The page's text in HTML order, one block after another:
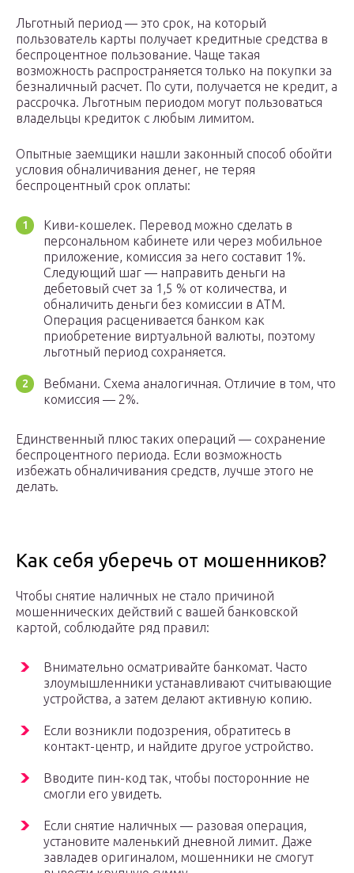
Льготный период — это срок, на который
пользователь карты получает кредитные средства в
беспроцентное пользование. Чаще такая
возможность распространяется только на покупки за
безналичный расчет. По сути, получается не кредит, а
рассрочка. Льготным периодом могут пользоваться
владельцы кредиток с любым лимитом.
Опытные заемщики нашли законный способ обойти
условия обналичивания денег, не теряя
беспроцентный срок оплаты:
Киви-кошелек. Перевод можно сделать в
персональном кабинете или через мобильное
приложение, комиссия за него составит 1%.
Следующий шаг — направить деньги на
дебетовый счет за 1,5 % от количества, и
обналичить деньги без комиссии в АТМ.
Операция расценивается банком как
приобретение виртуальной валюты, поэтому
льготный период сохраняется.
Вебмани. Схема аналогичная. Отличие в том, что
комиссия — 2%.
Единственный плюс таких операций — сохранение
беспроцентного периода. Если возможность
избежать обналичивания средств, лучше этого не
делать.
Как себя уберечь от мошенников?
Чтобы снятие наличных не стало причиной
мошеннических действий с вашей банковской
картой, соблюдайте ряд правил:
Внимательно осматривайте банкомат. Часто
злоумышленники устанавливают считывающие
устройства, а затем делают активную копию.
Если возникли подозрения, обратитесь в
контакт-центр, и найдите другое устройство.
Вводите пин-код так, чтобы посторонние не
смогли его увидеть.
Если снятие наличных — разовая операция,
установите маленький дневной лимит. Даже
завладев оригиналом, мошенники не смогут